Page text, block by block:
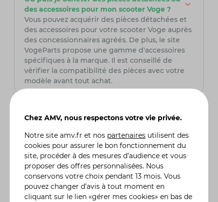
des accessoires pour mon scooter Voge ?
Vous pouvez acquérir des pièces détachées et
des accessoires pour votre scooter Voge auprès
des concessionnaires agréés. De plus, le site
VogeParts propose une gamme d'accessoires
spécifiques à la marque. Il est conseillé de
vérifier la compatibilité des pièces avec votre
modèle avant tout achat.
pour un modèle de scooter Voge qui
m'intéresse ?
Pour organiser un essai routier, contactez
directement un concessionnaire Voge près de
chez vous. Ils pourront vous informer sur la
disponibilité des modèles pour un essai et fixer
un rendez-vous en fonction de vos préférences.
Chez AMV, nous respectons votre vie privée.
Notre site amv.fr et nos partenaires utilisent des
cookies pour assurer le bon fonctionnement du
site, procéder à des mesures d’audience et vous
proposer des offres personnalisées. Nous
conservons votre choix pendant 13 mois. Vous
pouvez changer d’avis à tout moment en
cliquant sur le lien «gérer mes cookies» en bas de